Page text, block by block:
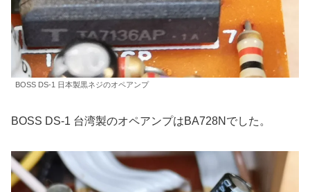
BOSS DS-1 日本製黒ネジのオペアンプ
BOSS DS-1 台湾製のオペアンプはBA728Nでした。